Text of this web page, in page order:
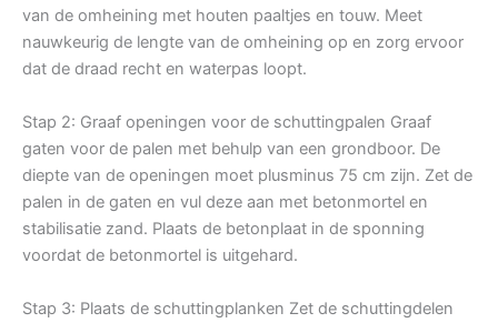
van de omheining met houten paaltjes en touw. Meet
nauwkeurig de lengte van de omheining op en zorg ervoor
dat de draad recht en waterpas loopt.
Stap 2: Graaf openingen voor de schuttingpalen Graaf
gaten voor de palen met behulp van een grondboor. De
diepte van de openingen moet plusminus 75 cm zijn. Zet de
palen in de gaten en vul deze aan met betonmortel en
stabilisatie zand. Plaats de betonplaat in de sponning
voordat de betonmortel is uitgehard.
Stap 3: Plaats de schuttingplanken Zet de schuttingdelen